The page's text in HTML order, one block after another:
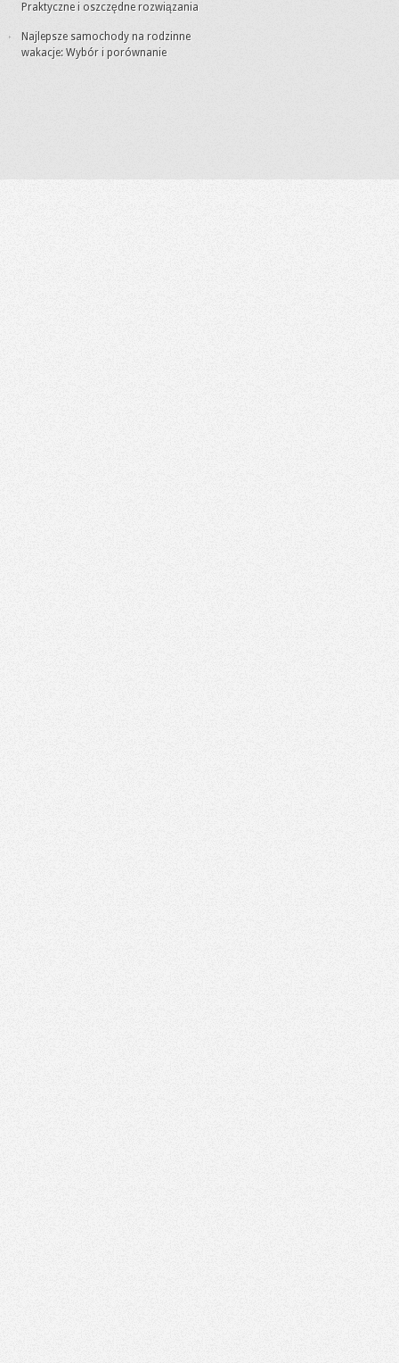
Praktyczne i oszczędne rozwiązania
Najlepsze samochody na rodzinne
wakacje: Wybór i porównanie